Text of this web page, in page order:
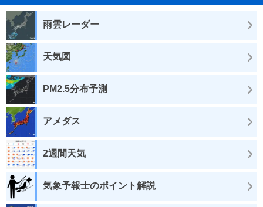
雨雲レーダー
天気図
PM2.5分布予測
アメダス
2週間天気
気象予報士のポイント解説